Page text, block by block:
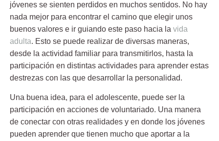
jóvenes se sienten perdidos en muchos sentidos. No hay
nada mejor para encontrar el camino que elegir unos
buenos valores e ir guiando este paso hacia la vida
adulta. Esto se puede realizar de diversas maneras,
desde la actividad familiar para transmitirlos, hasta la
participación en distintas actividades para aprender estas
destrezas con las que desarrollar la personalidad.
Una buena idea, para el adolescente, puede ser la
participación en acciones de voluntariado. Una manera
de conectar con otras realidades y en donde los jóvenes
pueden aprender que tienen mucho que aportar a la